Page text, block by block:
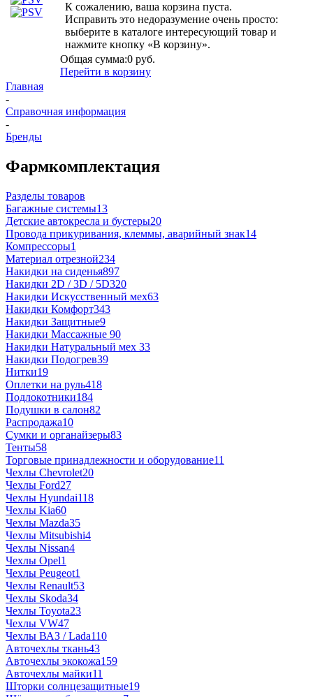
К сожалению, ваша корзина пуста.
Исправить это недоразумение очень просто:
выберите в каталоге интересующий товар и
нажмите кнопку «В корзину».
Общая сумма:0 руб.
Перейти в корзину
Главная
-
Справочная информация
-
Бренды
Фармкомплектация
Разделы товаров
Багажные системы13
Детские автокресла и бустеры20
Провода прикуривания, клеммы, аварийный знак14
Компрессоры1
Материал отрезной234
Накидки на сиденья897
Накидки 2D / 3D / 5D320
Накидки Искусственный мех63
Накидки Комфорт343
Накидки Защитные9
Накидки Массажные 90
Накидки Натуральный мех 33
Накидки Подогрев39
Нитки19
Оплетки на руль418
Подлокотники184
Подушки в салон82
Распродажа10
Сумки и органайзеры83
Тенты58
Торговые принадлежности и оборудование11
Чехлы Chevrolet20
Чехлы Ford27
Чехлы Hyundai118
Чехлы Kia60
Чехлы Mazda35
Чехлы Mitsubishi4
Чехлы Nissan4
Чехлы Opel1
Чехлы Peugeot1
Чехлы Renault53
Чехлы Skoda34
Чехлы Toyota23
Чехлы VW47
Чехлы ВАЗ / Lada110
Авточехлы ткань43
Авточехлы экокожа159
Авточехлы майки11
Шторки солнцезащитные19